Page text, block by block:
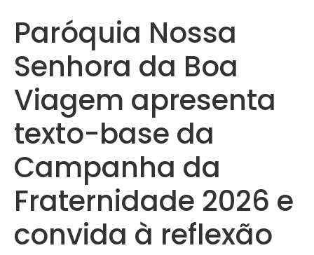
Paróquia Nossa
Senhora da Boa
Viagem apresenta
texto-base da
Campanha da
Fraternidade 2026 e
convida à reflexão